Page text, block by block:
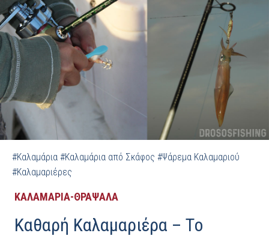
#Καλαμάρια #Καλαμάρια από Σκάφος #Ψάρεμα Καλαμαριού
#Καλαμαριέρες
ΚΑΛΑΜΑΡΙΑ-ΘΡΑΨΑΛΑ
Καθαρή Καλαμαριέρα – Tο